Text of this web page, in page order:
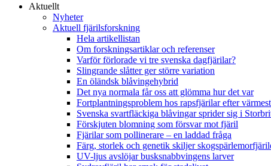
Aktuellt
Nyheter
Aktuell fjärilsforskning
Hela artikellistan
Om forskningsartiklar och referenser
Varför förlorade vi tre svenska dagfjärilar?
Slingrande slåtter ger större variation
En öländsk blåvingehybrid
Det nya normala får oss att glömma hur det var
Fortplantningsproblem hos rapsfjärilar efter
Svenska svartfläckiga blåvingar sprider sig i
Förskjuten blomning som försvar mot fjäril
Fjärilar som pollinerare – en laddad fråga
Färg, storlek och genetik skiljer
UV-ljus avslöjar busksnabbvingens larver